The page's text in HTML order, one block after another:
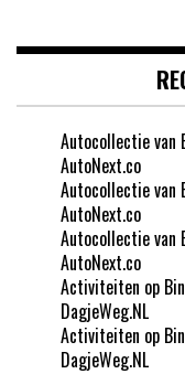
Autocollectie van
AutoNext.co
Autocollectie van
AutoNext.co
Autocollectie van
AutoNext.co
Activiteiten op
DagjeWeg.NL
Activiteiten op
DagjeWeg.NL